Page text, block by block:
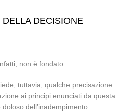
DELLA DECISIONE
non è fondato.
tuttavia, qualche precisazione
ai principi enunciati da questa
dell’inadempimento